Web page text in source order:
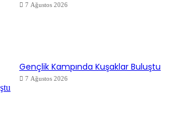
7 Ağustos 2026
Gençlik Kampında Kuşaklar Buluştu
7 Ağustos 2026